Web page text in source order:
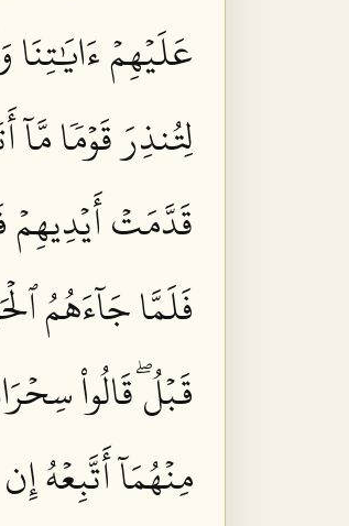
عَلَيۡهِمۡ ءَايَٰتِنَا
لِتُنذِرَ قَوۡمٗا
قَدَّمَتۡ أَيۡدِيهِمۡ
فَلَمَّا جَآءَهُمُ
قَبۡلُۖ قَالُواْ
مِنۡهُمَآ أَتَّبِعۡهُ